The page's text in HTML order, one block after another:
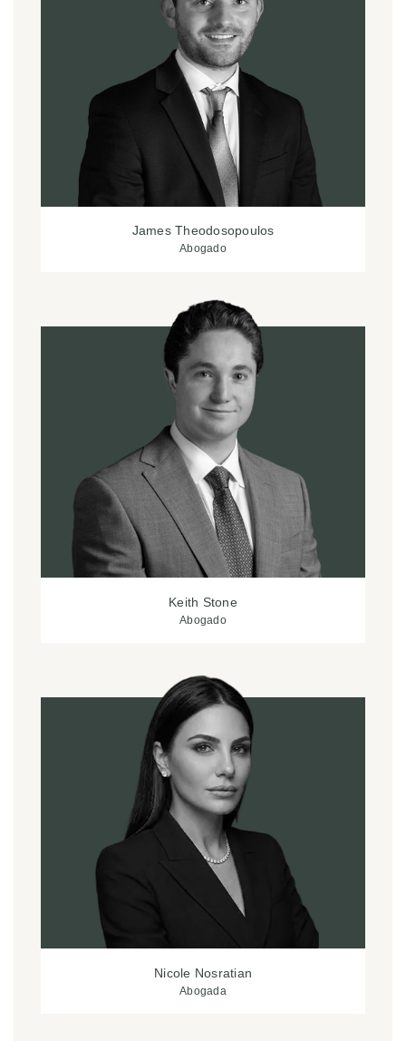
James Theodosopoulos
Abogado
Keith Stone
Abogado
Nicole Nosratian
Abogada